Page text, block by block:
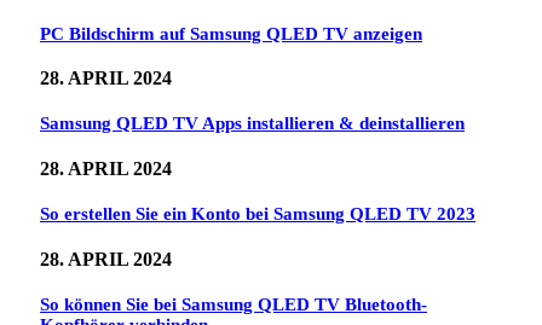
PC Bildschirm auf Samsung QLED TV anzeigen
28. APRIL 2024
Samsung QLED TV Apps installieren & deinstallieren
28. APRIL 2024
So erstellen Sie ein Konto bei Samsung QLED TV 2023
28. APRIL 2024
So können Sie bei Samsung QLED TV Bluetooth-